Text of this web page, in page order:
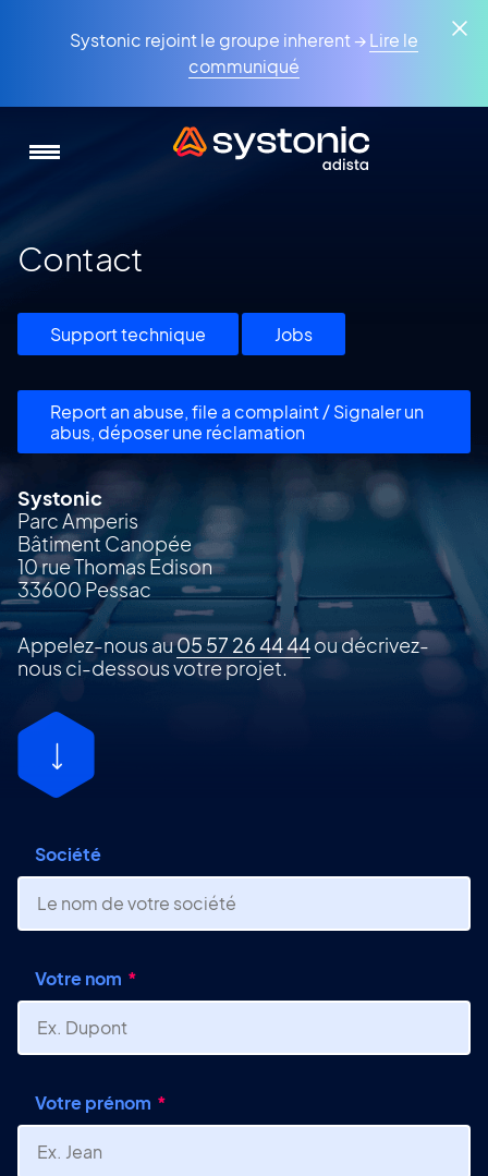
Systonic rejoint le groupe inherent →Lire le
communiqué
Contact
Support technique Jobs
Report an abuse, file a complaint / Signaler un
abus, déposer une réclamation
Systonic
Parc Amperis
Bâtiment Canopée
10 rue Thomas Edison
33600 Pessac
Appelez-nous au05 57 26 44 44ou décrivez-
nous ci-dessous votre projet.
Société
Votre nom
Votre prénom